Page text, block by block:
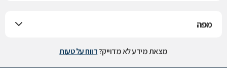
מפה
מצאת מידע לא מדוייק?דווח על טעות